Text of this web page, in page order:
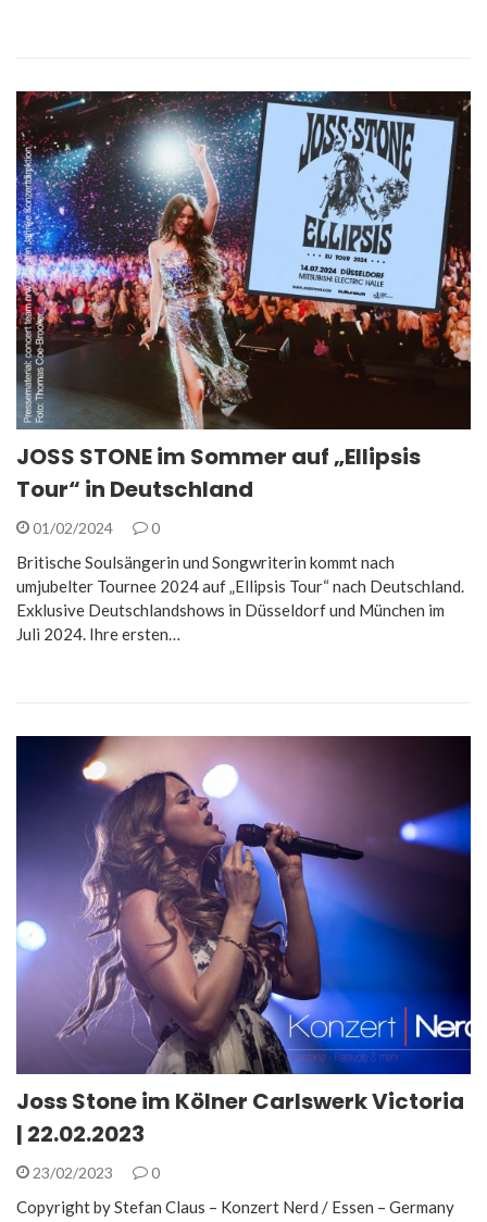
JOSS STONE im Sommer auf „Ellipsis
Tour“ in Deutschland
01/02/2024 0
Britische Soulsängerin und Songwriterin kommt nach
umjubelter Tournee 2024 auf „Ellipsis Tour“ nach Deutschland.
Exklusive Deutschlandshows in Düsseldorf und München im
Juli 2024. Ihre ersten…
Joss Stone im Kölner Carlswerk Victoria
| 22.02.2023
23/02/2023 0
Copyright by Stefan Claus – Konzert Nerd / Essen – Germany